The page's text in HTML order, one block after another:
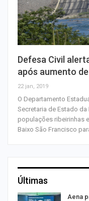
Defesa Civil
após aumento
22 jan, 2019
O Departamento
Secretaria de Estado
populações ribeirinhas
Baixo São Francisco
Últimas
Aena